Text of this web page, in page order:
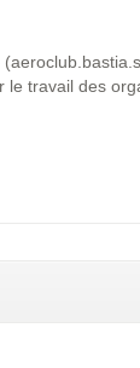
travail des